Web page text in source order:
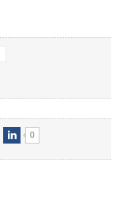
0